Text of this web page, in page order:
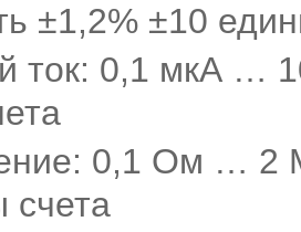
±1,2% ±10
ток: 0,1 мкА …
0,1 Ом … 2
счета